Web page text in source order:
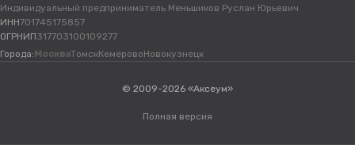
Индивидуальный предприниматель Меньшиков Руслан Юрьевич
ИНН701745175857
ОГРНИП317703100109277
Города: МоскваТомскКемеровоНовокузнецк
© 2009-2026 «Аксеум»
Полная версия